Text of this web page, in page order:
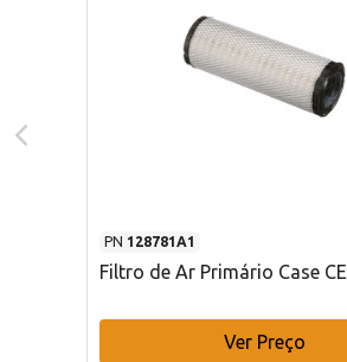
PN 128781A1
Filtro de Ar Primário Case CE
Ver Preço